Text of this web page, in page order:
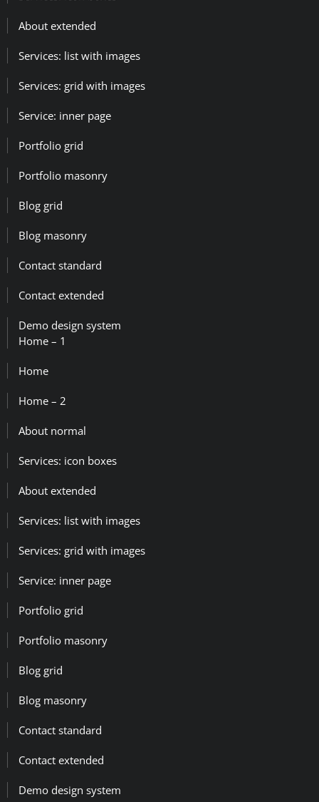
About extended
Services: list with images
Services: grid with images
Service: inner page
Portfolio grid
Portfolio masonry
Blog grid
Blog masonry
Contact standard
Contact extended
Demo design system
Home – 1
Home
Home – 2
About normal
Services: icon boxes
About extended
Services: list with images
Services: grid with images
Service: inner page
Portfolio grid
Portfolio masonry
Blog grid
Blog masonry
Contact standard
Contact extended
Demo design system